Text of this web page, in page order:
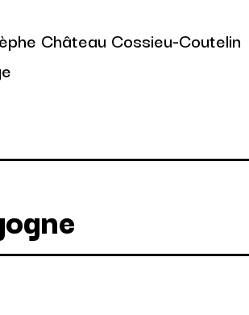
Château Cossieu-Coutelin